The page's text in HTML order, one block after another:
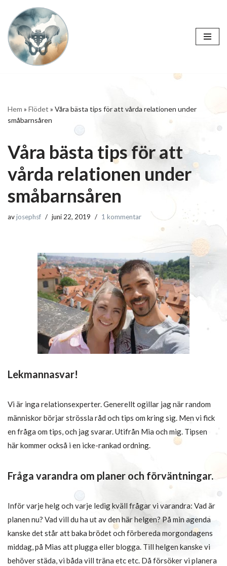
Hoppa
till
innehåll
Hem » Flödet » Våra bästa tips för att vårda relationen under
småbarnsåren
Våra bästa tips för att
vårda relationen under
småbarnsåren
avjosephsf juni 22, 2019 1 kommentar
Lekmannasvar!
Vi är inga relationsexperter. Generellt ogillar jag när random
människor börjar strössla råd och tips om kring sig. Men vi fick
en fråga om tips, och jag svarar. Utifrån Mia och mig. Tipsen
här kommer också i en icke-rankad ordning.
Fråga varandra om planer och förväntningar.
Inför varje helg och varje ledig kväll frågar vi varandra: Vad är
planen nu? Vad vill du ha ut av den här helgen? På min agenda
kanske det står att baka brödet och förbereda morgondagens
middag, på Mias att plugga eller blogga. Till helgen kanske vi
behöver städa, vi båda vill träna etc etc. Då försöker vi planera